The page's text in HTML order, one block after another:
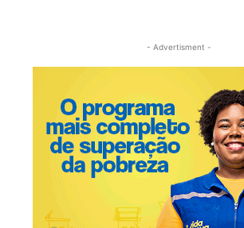
- Advertisment -